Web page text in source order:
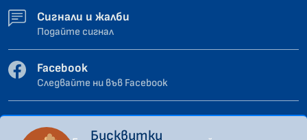
Сигнали и жалби
Подайте сигнал
Facebook
Следвайте ни във Facebook
Бисквитки